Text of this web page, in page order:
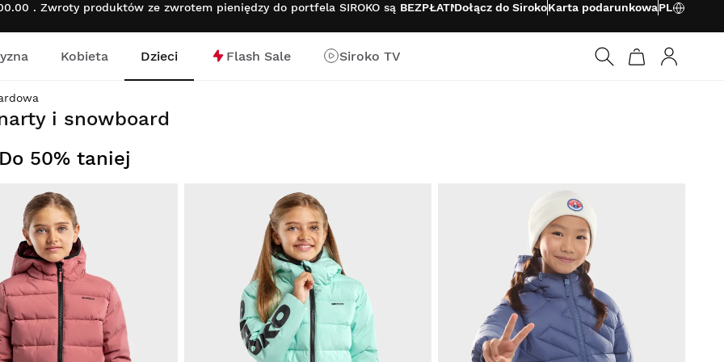
. Zwroty produktów ze zwrotem pieniędzy do portfela SIROKO są BEZPŁATNEDołącz do SirokoKarta podarunkowaPL
Kobieta Dzieci Flash Sale
Siroko TV
i snowboard
50% taniej